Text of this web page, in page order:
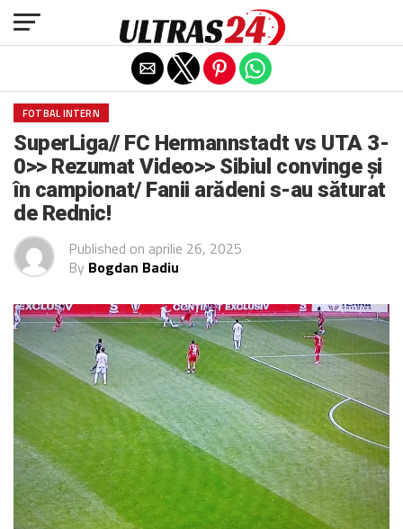
FOTBAL INTERN
SuperLiga// FC Hermannstadt vs UTA 3-
0>> Rezumat Video>> Sibiul convinge și
în campionat/ Fanii arădeni s-au săturat
de Rednic!
Published on aprilie 26, 2025
By Bogdan Badiu
Exit mobile version